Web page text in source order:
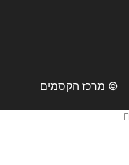
© מרכז הקסמים